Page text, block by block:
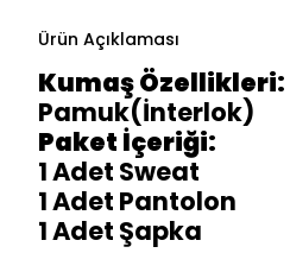
Ürün Açıklaması
Kumaş Özellikleri:
Pamuk(İnterlok)
Paket İçeriği:
1 Adet Sweat
1 Adet Pantolon
1 Adet Şapka